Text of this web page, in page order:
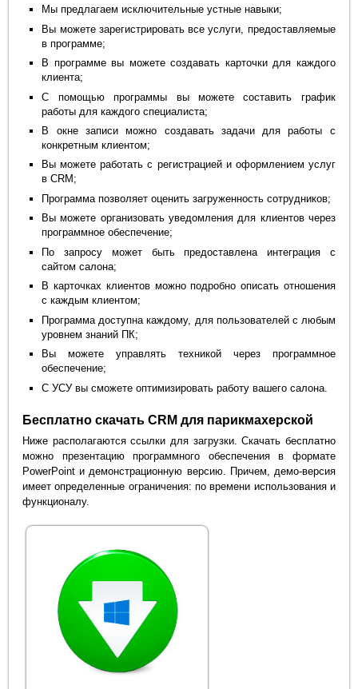
Мы предлагаем исключительные устные навыки;
Вы можете зарегистрировать все услуги, предоставляемые
в программе;
В программе вы можете создавать карточки для каждого
клиента;
С помощью программы вы можете составить график
работы для каждого специалиста;
В окне записи можно создавать задачи для работы с
конкретным клиентом;
Вы можете работать с регистрацией и оформлением услуг
в CRM;
Программа позволяет оценить загруженность сотрудников;
Вы можете организовать уведомления для клиентов через
программное обеспечение;
По запросу может быть предоставлена интеграция с
сайтом салона;
В карточках клиентов можно подробно описать отношения
с каждым клиентом;
Программа доступна каждому, для пользователей с любым
уровнем знаний ПК;
Вы можете управлять техникой через программное
обеспечение;
С УСУ вы сможете оптимизировать работу вашего салона.
Бесплатно скачать CRM для парикмахерской
Ниже располагаются ссылки для загрузки. Скачать бесплатно
можно презентацию программного обеспечения в формате
PowerPoint и демонстрационную версию. Причем, демо-версия
имеет определенные ограничения: по времени использования и
функционалу.